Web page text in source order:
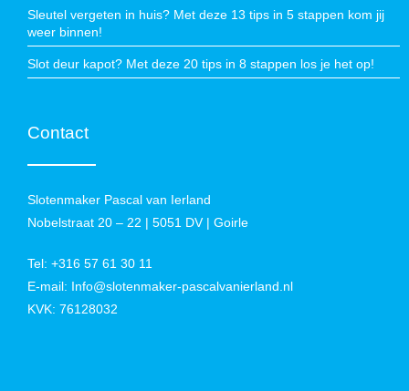
Sleutel vergeten in huis? Met deze 13 tips in 5 stappen kom jij
weer binnen!
Slot deur kapot? Met deze 20 tips in 8 stappen los je het op!
Contact
Slotenmaker Pascal van Ierland
Nobelstraat 20 – 22 | 5051 DV | Goirle
Tel: +316 57 61 30 11
E-mail: Info@slotenmaker-pascalvanierland.nl
KVK: 76128032